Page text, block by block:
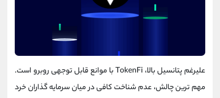
علیرغم پتانسیل بالا، TokenFi با موانع قابل توجهی روبرو است.
مهم‌ ترین چالش، عدم شناخت کافی در میان سرمایه ‌گذاران خرد